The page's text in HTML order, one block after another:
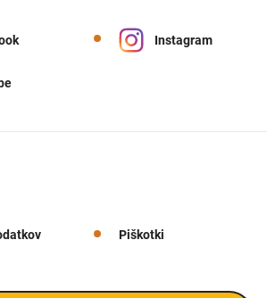
Instagram
Piškotki